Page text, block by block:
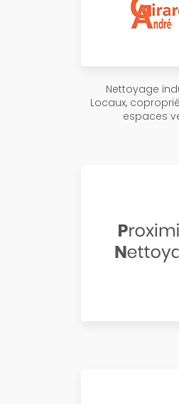
Nettoyage
Locaux,
espaces